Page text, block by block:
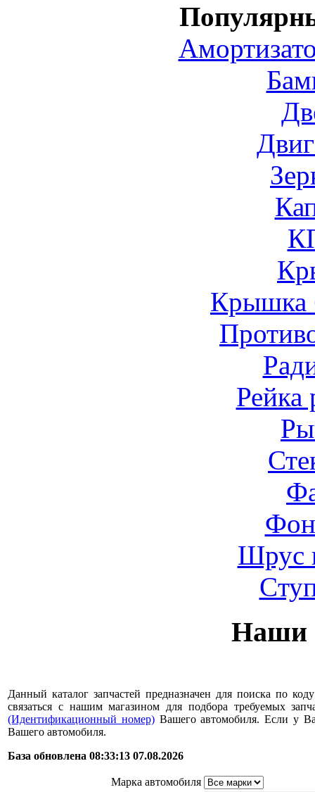
Крышка
Рейка
Шрус
Наши
Данный каталог запчастей предназначен для поиска по
связаться с нашим магазином для подбора требуемых
(Идентификационный номер)Вашего автомобиля. Если у
Вашего автомобиля.
База обновлена 08:33:13 07.08.2026
Марка автомобиля